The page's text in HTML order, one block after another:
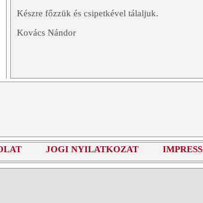
Készre főzzük és csipetkével tálaljuk.
Kovács Nándor
JOGI NYILATKOZAT